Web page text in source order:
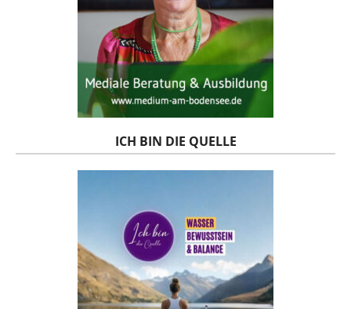
ICH BIN DIE QUELLE